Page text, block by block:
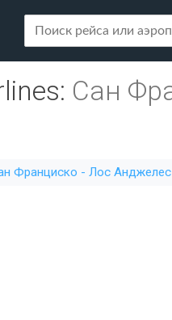
: Сан
Франциско - Лос Анджелес